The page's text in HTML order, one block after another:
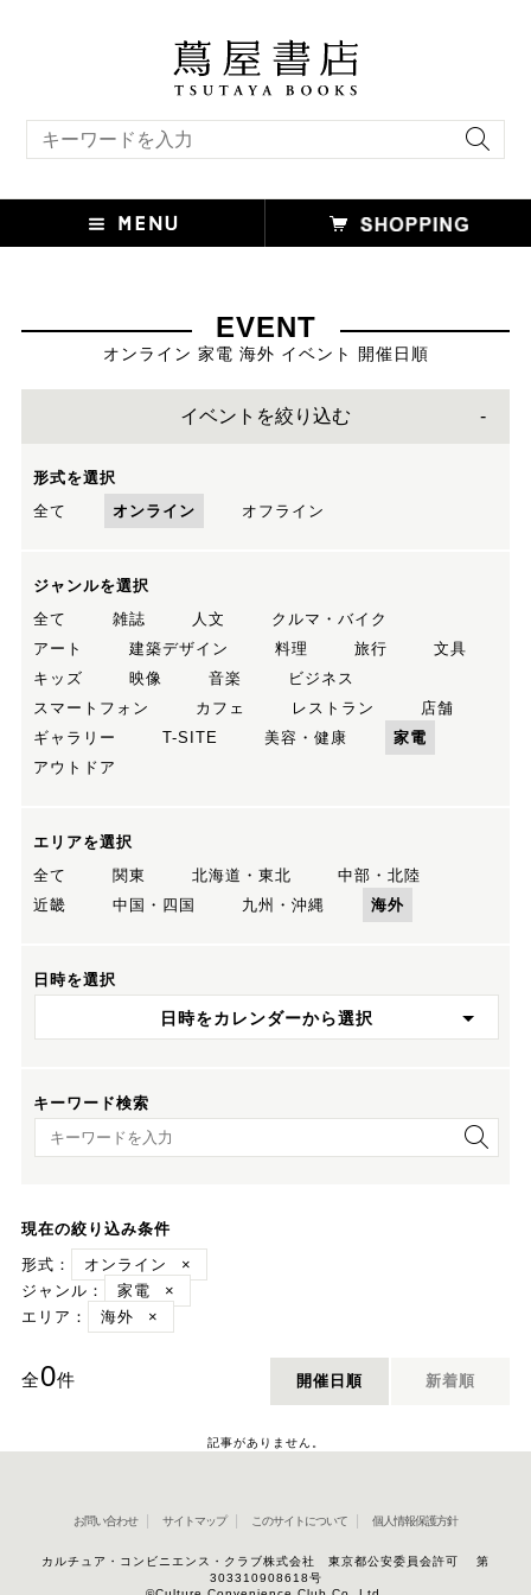
EVENT
オンライン 家電 海外 イベント 開催日順
イベントを絞り込む
形式を選択
全て
オンライン オフライン
ジャンルを選択
全て
雑誌 人文
クルマ・バイク
アート
建築デザイン 料理 旅行
文具
キッズ
映像 音楽
ビジネス
スマートフォン
カフェ レストラン
店舗
ギャラリー
T-SITE 美容・健康
家電
アウトドア
エリアを選択
全て
関東 北海道・東北
中部・北陸
近畿
中国・四国 九州・沖縄 海外
日時を選択
日時をカレンダーから選択
キーワード検索
キーワード検索
現在の絞り込み条件
形式：
オンライン
×
ジャンル：
家電
×
エリア：
海外 ×
全0件 開催日順 新着順
記事がありません。
お問い合わせ サイトマップ このサイトについて 個人情報保護方針
カルチュア・コンビニエンス・クラブ株式会社 東京都公安委員会許可 第
303310908618号